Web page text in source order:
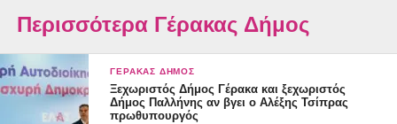
Περισσότερα Γέρακας Δήμος
ΓΈΡΑΚΑΣ ΔΉΜΟΣ
Ξεχωριστός Δήμος Γέρακα και ξεχωριστός
Δήμος Παλλήνης αν βγει ο Αλέξης Τσίπρας
πρωθυπουργός